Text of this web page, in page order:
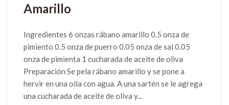
Amarillo
Ingredientes 6 onzas rábano amarillo 0.5 onza de
pimiento 0.5 onza de puerro 0.05 onza de sal 0.05
onza de pimienta 1 cucharada de aceite de oliva
Preparación Se pela rábano amarillo y se pone a
hervir en una olla con agua. A una sartén se le agrega
una cucharada de aceite de oliva y...